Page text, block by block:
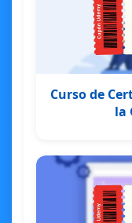
Curso de
la